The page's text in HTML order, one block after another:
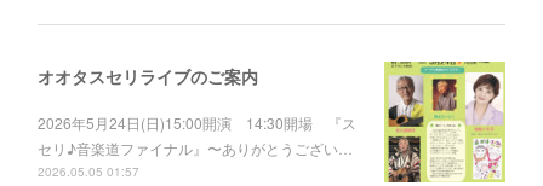
オオタスセリライブのご案内
2026年5月24日(日)15:00開演 14:30開場 『ス
セリ♪音楽道ファイナル』〜ありがとうござい…
2026.05.05 01:57